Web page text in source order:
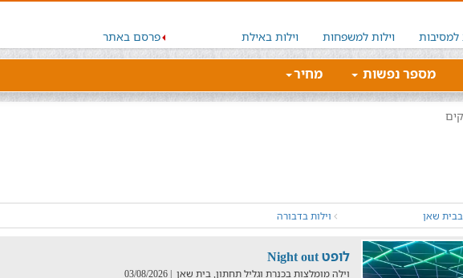
למסיבות וילות למשפחות וילות באילת פרסם באתר
מספר נפשות מחיר
בבית שאן וילות בדבורה
לופט Night out
וילה מומלצות בכנרת וגליל תחתון, בית שאן | 03/08/2026